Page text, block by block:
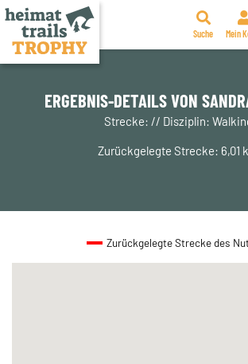
Zum
Suche Mein
ERGEBNIS-DETAILS VON
Strecke: // Disziplin:
Zurückgelegte Strecke: 6,01
Zurückgelegte Strecke des